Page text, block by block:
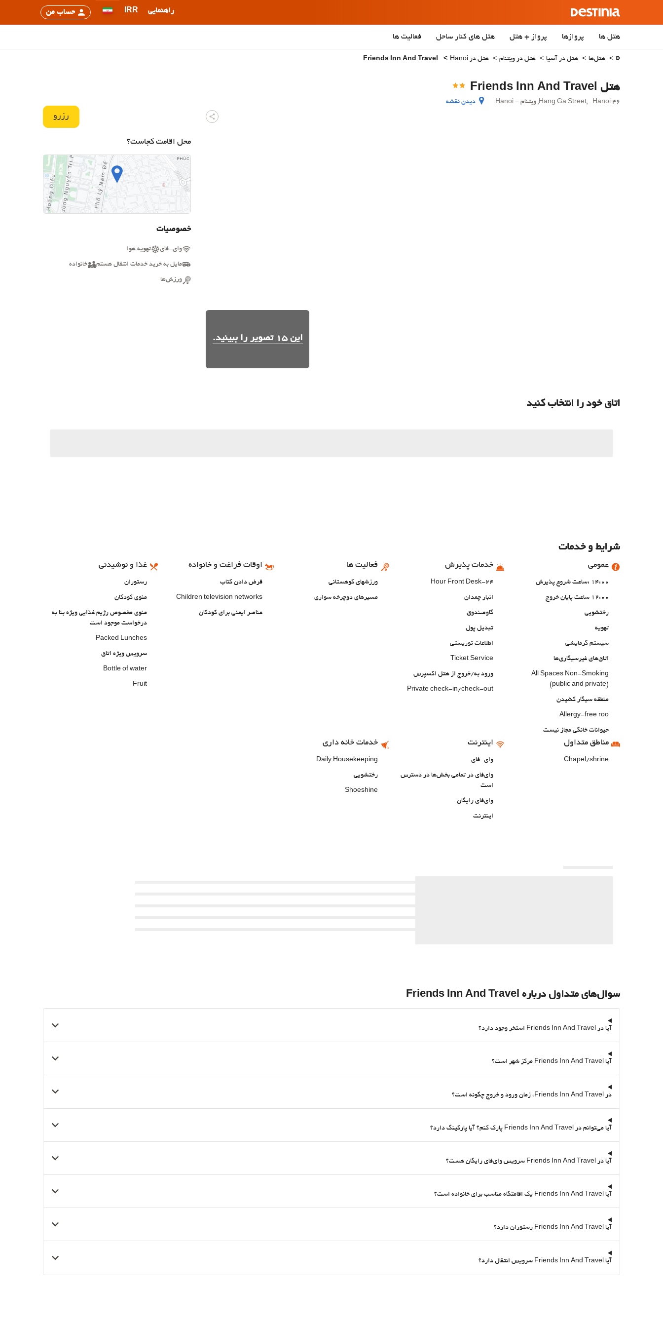
راهنمایی IRR حساب من
هتل ها پروازها پرواز + هتل هتل‌ های کنار ساحل فعالیت ها
هتل‌ها هتل در آسیا هتل در ویتنام هتل در Hanoi
هتل Friends Inn And Travel
46 Hang Ga Street, . Hanoi, ویتنام - Hanoi. دیدن نقشه
رزرو
این 15 تصویر را ببینید.
محل اقامت کجاست؟
خصوصیات
وای-فای تهویه هوا
مایل به خرید خدمات انتقال هستم خانواده
ورزش‌ها
اتاق خود را انتخاب کنید
شرایط و خدمات
عمومی
14:00 :ساعت شروع پذیرش
12:00 ساعت پایان خروج
رختشویی
تهویه
سیستم گرمایشی
اتاق‌های غیرسیگاری‌ها
All Spaces Non-Smoking
(public and private)
منطقه سیگار کشیدن
Allergy-free roo
حیوانات خانگی مجاز نیست
خدمات پذیرش
24-Hour Front Desk
انبار چمدان
گاوصندوق
تبدیل پول
اطلاعات توریستی
Ticket Service
ورود به/خروج از هتل اکسپرس
Private check-in/check-out
فعالیت ها
ورزشهای کوهستانی
مسیرهای دوچرخه سواری
اوقات فراغت و خانواده
قرض دادن کتاب
Children television networks
عناصر ایمنی برای کودکان
غذا و نوشیدنی
رستوران
منوی کودکان
منوی مخصوص رژیم غذایی ویژه بنا به
درخواست موجود است
Packed Lunches
سرویس ویژه اتاق
Bottle of water
Fruit
مناطق متداول
Chapel/shrine
اینترنت
وای-فای
وای‌فای در تمامی بخش‌ها در دسترس
است
وای‌فای رایگان
اینترنت
خدمات خانه داری
Daily Housekeeping
رختشویی
Shoeshine
سوال‌های متداول درباره Friends Inn And Travel
آیا در Friends Inn And Travel استخر وجود دارد؟
آیا Friends Inn And Travel مرکز شهر است؟
در Friends Inn And Travel، زمان ورود و خروج چگونه است؟
آیا می‌توانم در Friends Inn And Travel پارک کنم؟ آیا پارکینگ دارد؟
آیا در Friends Inn And Travel سرویس وای‌فای رایگان هست؟
آیا Friends Inn And Travel یک اقامتگاه مناسب برای خانواده است؟
آیا Friends Inn And Travel رستوران دارد؟
آیا Friends Inn And Travel سرویس انتقال دارد؟